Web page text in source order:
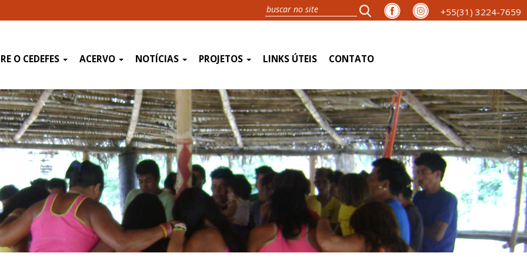
+55(31) 3224-7659
O CEDEFES ACERVO NOTÍCIAS PROJETOS LINKS ÚTEIS CONTATO